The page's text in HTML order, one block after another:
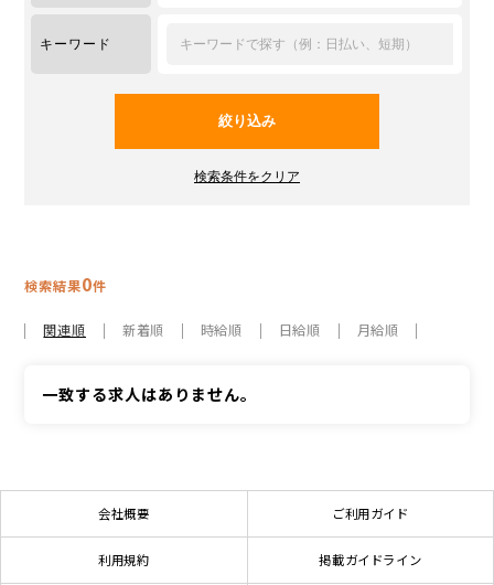
キーワード
検索結果0件
関連順 新着順 時給順 日給順 月給順
一致する求人はありません。
会社概要 ご利用ガイド
利用規約 掲載ガイドライン